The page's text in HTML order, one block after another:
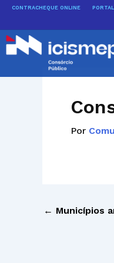
conteúdo
CONTRACHEQUE ONLINE
Por
← Municípios